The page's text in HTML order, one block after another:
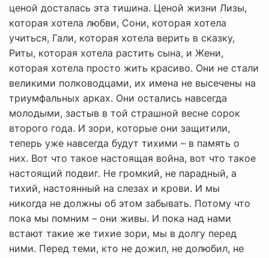
ценой досталась эта тишина. Ценой жизни Лизы,
которая хотела любви, Сони, которая хотела
учиться, Гали, которая хотела верить в сказку,
Риты, которая хотела растить сына, и Жени,
которая хотела просто жить красиво. Они не стали
великими полководцами, их имена не высечены на
триумфальных арках. Они остались навсегда
молодыми, застыв в той страшной весне сорок
второго года. И зори, которые они защитили,
теперь уже навсегда будут тихими – в память о
них. Вот что такое настоящая война, вот что такое
настоящий подвиг. Не громкий, не парадный, а
тихий, настоянный на слезах и крови. И мы
никогда не должны об этом забывать. Потому что
пока мы помним – они живы. И пока над нами
встают такие же тихие зори, мы в долгу перед
ними. Перед теми, кто не дожил, не долюбил, не